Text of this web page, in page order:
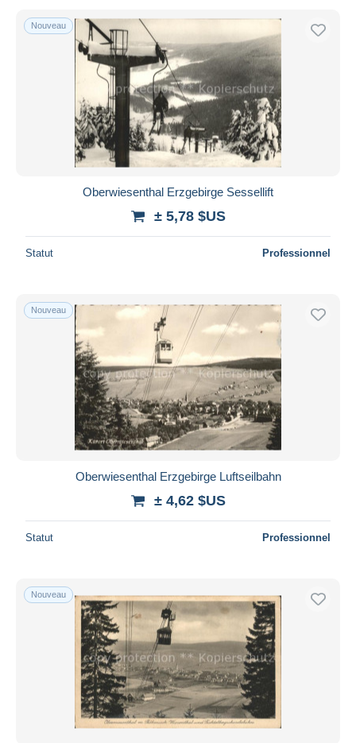
Nouveau
Oberwiesenthal Erzgebirge Sessellift
± 5,78 $US
Statut Professionnel
Nouveau
Oberwiesenthal Erzgebirge Luftseilbahn
± 4,62 $US
Statut Professionnel
Nouveau